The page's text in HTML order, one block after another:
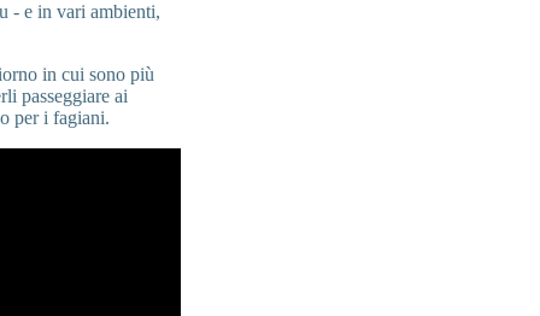
- e in vari ambienti,
in cui sono più
passeggiare ai
per i fagiani.